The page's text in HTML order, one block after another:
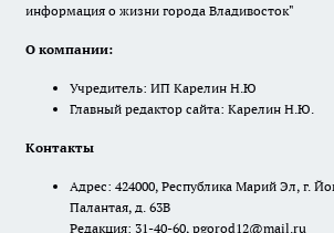
информация о жизни города Владивосток"
О компании:
Учредитель: ИП Карелин Н.Ю
Главный редактор сайта: Карелин Н.Ю.
Контакты
Адрес: 424000, Республика Марий Эл, г.
Палантая, д. 63В
Редакция: 31-40-60, pgorod12@mail.ru